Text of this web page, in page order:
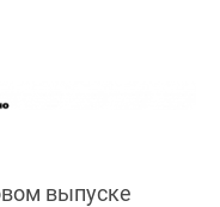
выпуске